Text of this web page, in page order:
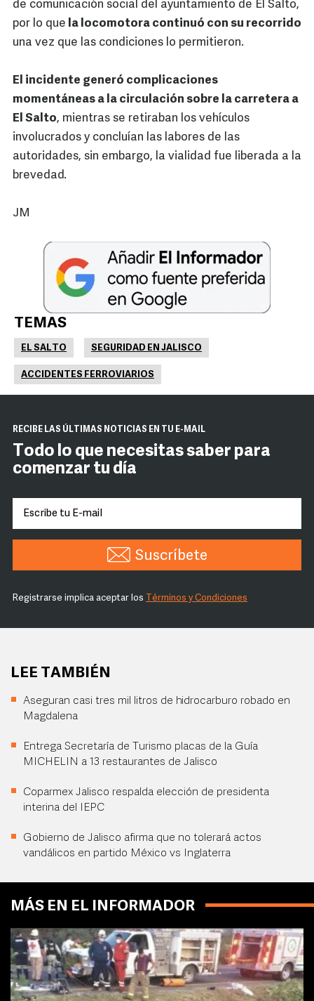
de comunicación social del ayuntamiento de El Salto,
por lo que la locomotora continuó con su recorrido
una vez que las condiciones lo permitieron.
El incidente generó complicaciones
momentáneas a la circulación sobre la carretera a
El Salto, mientras se retiraban los vehículos
involucrados y concluían las labores de las
autoridades, sin embargo, la vialidad fue liberada a la
brevedad.
JM
TEMAS
EL SALTO SEGURIDAD EN JALISCO
ACCIDENTES FERROVIARIOS
RECIBE LAS ÚLTIMAS NOTICIAS EN TU E-MAIL
Todo lo que necesitas saber para
comenzar tu día
Suscríbete
Registrarse implica aceptar los Términos y Condiciones
LEE TAMBIÉN
Aseguran casi tres mil litros de hidrocarburo robado en
Magdalena
Entrega Secretaría de Turismo placas de la Guía
MICHELIN a 13 restaurantes de Jalisco
Coparmex Jalisco respalda elección de presidenta
interina del IEPC
Gobierno de Jalisco afirma que no tolerará actos
vandálicos en partido México vs Inglaterra
MÁS EN EL INFORMADOR